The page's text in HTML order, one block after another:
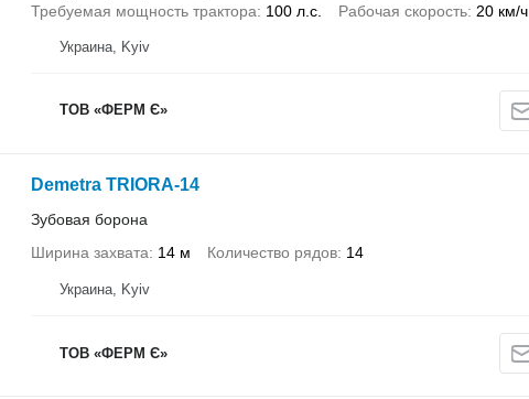
Требуемая мощность трактора
100 л.с. Рабочая скорость 20 км/ч
Украина, Kyiv
ТОВ «ФЕРМ Є»
Demetra TRIORA-14
Зубовая борона
Ширина захвата
14 м Количество рядов 14
Украина, Kyiv
ТОВ «ФЕРМ Є»